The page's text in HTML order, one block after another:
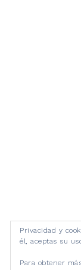
Privacidad y
él, aceptas su
Para obtener